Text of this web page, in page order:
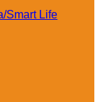
Smart Life